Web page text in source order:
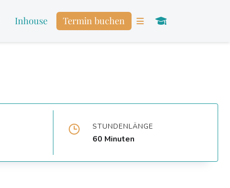
Inhouse Termin buchen
STUNDENLÄNGE
60 Minuten